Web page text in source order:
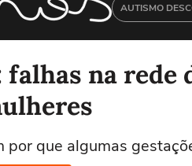
AUTISMO
na rede
por que algumas